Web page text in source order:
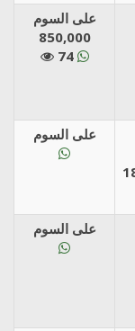
على السوم
850,000
74
على السوم
على السوم